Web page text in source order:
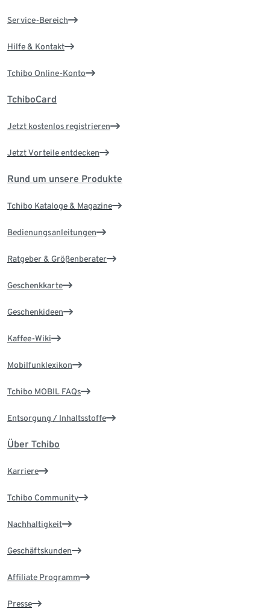
Service-Bereich
Hilfe & Kontakt
Tchibo Online-Konto
TchiboCard
Jetzt kostenlos registrieren
Jetzt Vorteile entdecken
Rund um unsere Produkte
Tchibo Kataloge & Magazine
Bedienungsanleitungen
Ratgeber & Größenberater
Geschenkkarte
Geschenkideen
Kaffee-Wiki
Mobilfunklexikon
Tchibo MOBIL FAQs
Entsorgung / Inhaltsstoffe
Über Tchibo
Karriere
Tchibo Community
Nachhaltigkeit
Geschäftskunden
Affiliate Programm
Presse